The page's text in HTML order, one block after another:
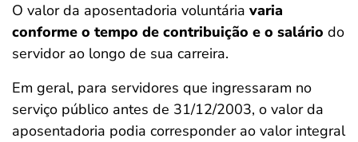
O valor da aposentadoria voluntária varia
conforme o tempo de contribuição e o salário do
servidor ao longo de sua carreira.
Em geral, para servidores que ingressaram no
serviço público antes de 31/12/2003, o valor da
aposentadoria podia corresponder ao valor integral